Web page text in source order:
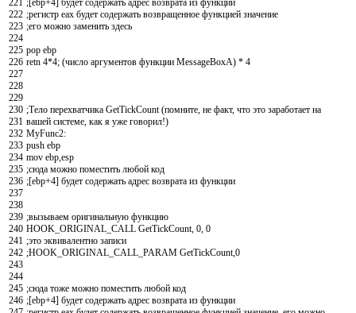
221
222
223
224
225
226
227
228
229
230
231
232
233
234
235
236
237
238
239
240
241
242
243
244
245
246
;[ebp+4] будет содержать адрес возврата из функции
;регистр eax будет содержать возвращенное функцией значение
;его можно заменить здесь
pop ebp
retn 4*4; (число аргументов функции MessageBoxA) * 4
;Тело перехватчика GetTickCount (помните, не факт, что это заработает на
вашей системе, как я уже говорил!)
MyFunc2:
push ebp
mov ebp,esp
;сюда можно поместить любой код
;[ebp+4] будет содержать адрес возврата из функции
;вызываем оригинальную функцию
HOOK_ORIGINAL_CALL GetTickCount, 0, 0
;это эквивалентно записи
;HOOK_ORIGINAL_CALL_PARAM GetTickCount,0
;сюда тоже можно поместить любой код
;[ebp+4] будет содержать адрес возврата из функции